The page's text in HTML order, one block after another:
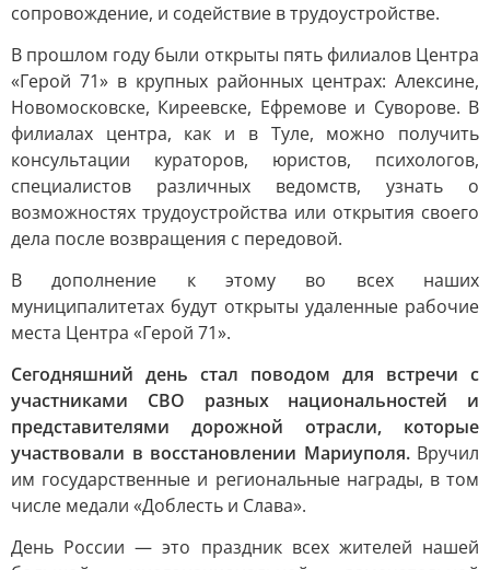
сопровождение, и содействие в трудоустройстве.
В прошлом году были открыты пять филиалов Центра
«Герой 71» в крупных районных центрах: Алексине,
Новомосковске, Киреевске, Ефремове и Суворове. В
филиалах центра, как и в Туле, можно получить
консультации кураторов, юристов, психологов,
специалистов различных ведомств, узнать о
возможностях трудоустройства или открытия своего
дела после возвращения с передовой.
В дополнение к этому во всех наших
муниципалитетах будут открыты удаленные рабочие
места Центра «Герой 71».
Сегодняшний день стал поводом для встречи с
участниками СВО разных национальностей и
представителями дорожной отрасли, которые
участвовали в восстановлении Мариуполя. Вручил
им государственные и региональные награды, в том
числе медали «Доблесть и Слава».
День России — это праздник всех жителей нашей